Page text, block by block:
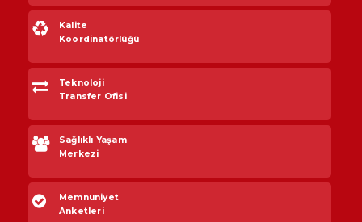
Kalite
Koordinatörlüğü
Teknoloji
Transfer Ofisi
Sağlıklı Yaşam
Merkezi
Memnuniyet
Anketleri